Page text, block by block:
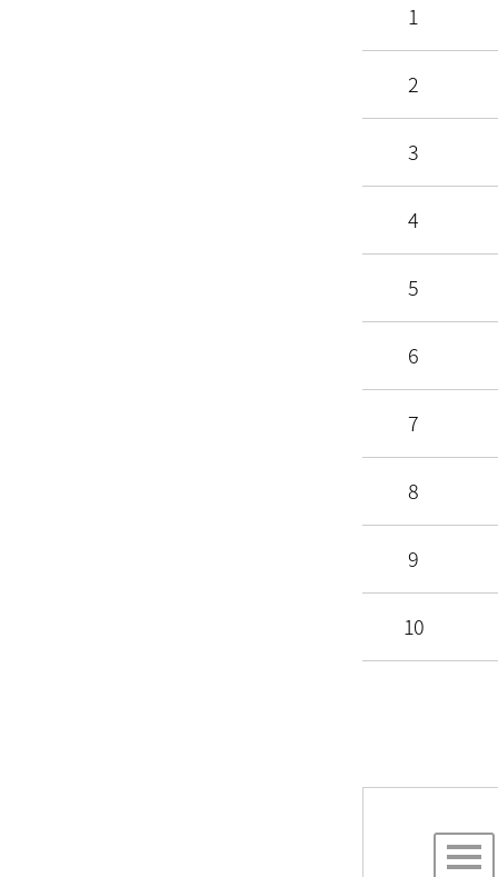
1
2
3
4
5
6
7
8
9
10